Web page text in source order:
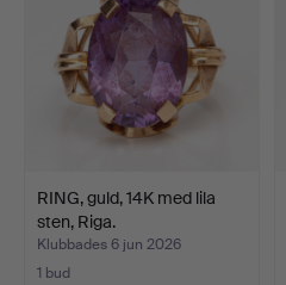
RING, guld, 14K med lila
sten, Riga.
Klubbades 6 jun 2026
1 bud